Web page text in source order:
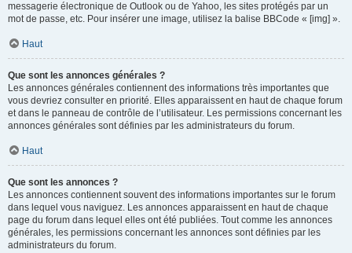
messagerie électronique de Outlook ou de Yahoo, les sites protégés par un
mot de passe, etc. Pour insérer une image, utilisez la balise BBCode « [img] ».
Haut
Que sont les annonces générales ?
Les annonces générales contiennent des informations très importantes que
vous devriez consulter en priorité. Elles apparaissent en haut de chaque forum
et dans le panneau de contrôle de l’utilisateur. Les permissions concernant les
annonces générales sont définies par les administrateurs du forum.
Haut
Que sont les annonces ?
Les annonces contiennent souvent des informations importantes sur le forum
dans lequel vous naviguez. Les annonces apparaissent en haut de chaque
page du forum dans lequel elles ont été publiées. Tout comme les annonces
générales, les permissions concernant les annonces sont définies par les
administrateurs du forum.